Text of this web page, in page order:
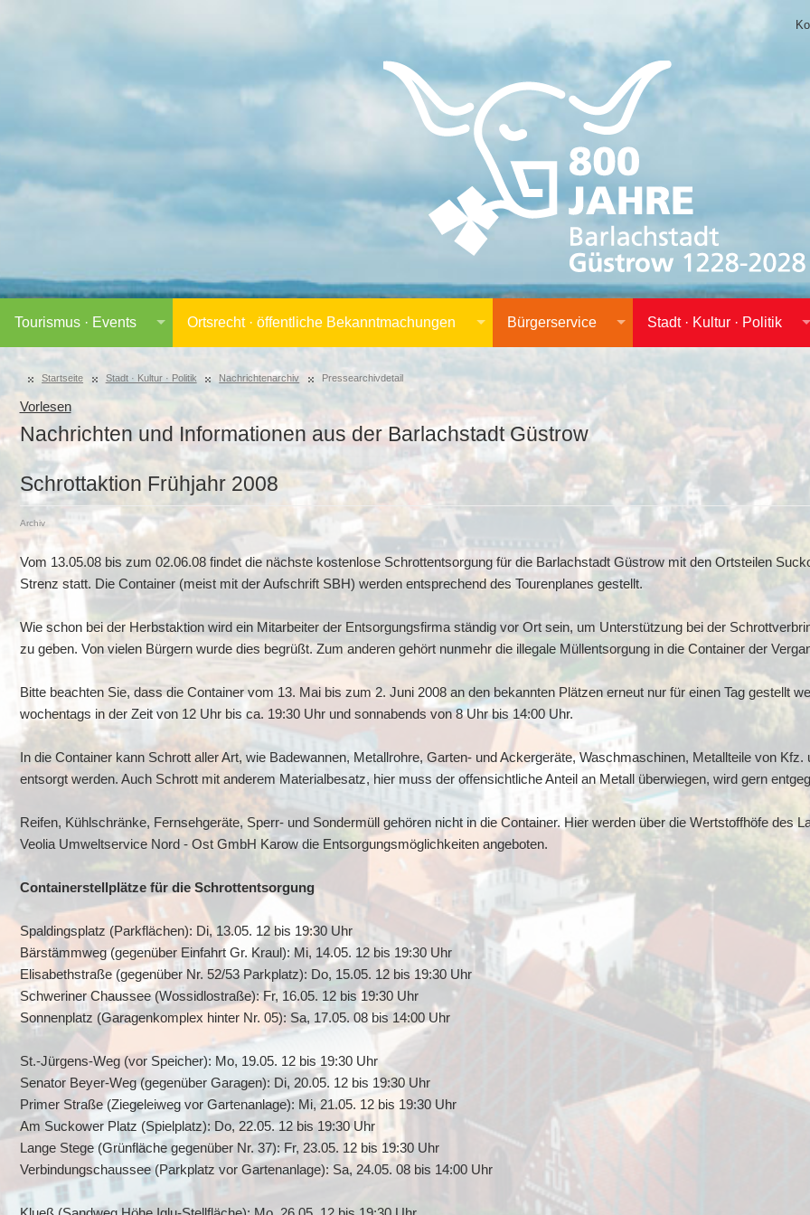
Tourismus · Events Ortsrecht · öffentliche Bekanntmachungen Bürgerservice Stadt · Kultur · Politik
Startseite Stadt · Kultur · Politik Nachrichtenarchiv Pressearchivdetail
Vorlesen
Nachrichten und Informationen aus der Barlachstadt Güstrow
Schrottaktion Frühjahr 2008
Archiv
Vom 13.05.08 bis zum 02.06.08 findet die nächste kostenlose Schrottentsorgung für die Barlachstadt Güstrow mit den Ortsteilen
Strenz statt. Die Container (meist mit der Aufschrift SBH) werden entsprechend des Tourenplanes gestellt.
Wie schon bei der Herbstaktion wird ein Mitarbeiter der Entsorgungsfirma ständig vor Ort sein, um Unterstützung bei der
zu geben. Von vielen Bürgern wurde dies begrüßt. Zum anderen gehört nunmehr die illegale Müllentsorgung in die Container der
Bitte beachten Sie, dass die Container vom 13. Mai bis zum 2. Juni 2008 an den bekannten Plätzen erneut nur für einen Tag gestellt
wochentags in der Zeit von 12 Uhr bis ca. 19:30 Uhr und sonnabends von 8 Uhr bis 14:00 Uhr.
In die Container kann Schrott aller Art, wie Badewannen, Metallrohre, Garten- und Ackergeräte, Waschmaschinen, Metallteile von Kfz.
entsorgt werden. Auch Schrott mit anderem Materialbesatz, hier muss der offensichtliche Anteil an Metall überwiegen, wird gern
Reifen, Kühlschränke, Fernsehgeräte, Sperr- und Sondermüll gehören nicht in die Container. Hier werden über die Wertstoffhöfe des
Veolia Umweltservice Nord - Ost GmbH Karow die Entsorgungsmöglichkeiten angeboten.
Containerstellplätze für die Schrottentsorgung
Spaldingsplatz (Parkflächen): Di, 13.05. 12 bis 19:30 Uhr
Bärstämmweg (gegenüber Einfahrt Gr. Kraul): Mi, 14.05. 12 bis 19:30 Uhr
Elisabethstraße (gegenüber Nr. 52/53 Parkplatz): Do, 15.05. 12 bis 19:30 Uhr
Schweriner Chaussee (Wossidlostraße): Fr, 16.05. 12 bis 19:30 Uhr
Sonnenplatz (Garagenkomplex hinter Nr. 05): Sa, 17.05. 08 bis 14:00 Uhr
St.-Jürgens-Weg (vor Speicher): Mo, 19.05. 12 bis 19:30 Uhr
Senator Beyer-Weg (gegenüber Garagen): Di, 20.05. 12 bis 19:30 Uhr
Primer Straße (Ziegeleiweg vor Gartenanlage): Mi, 21.05. 12 bis 19:30 Uhr
Am Suckower Platz (Spielplatz): Do, 22.05. 12 bis 19:30 Uhr
Lange Stege (Grünfläche gegenüber Nr. 37): Fr, 23.05. 12 bis 19:30 Uhr
Verbindungschaussee (Parkplatz vor Gartenanlage): Sa, 24.05. 08 bis 14:00 Uhr